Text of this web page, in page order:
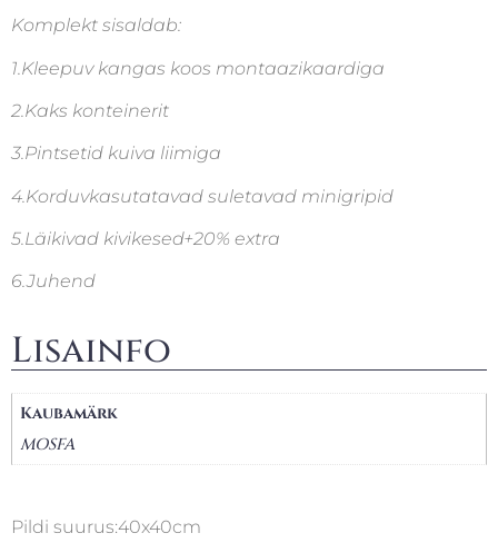
Komplekt sisaldab:
1.Kleepuv kangas koos montaazikaardiga
2.Kaks konteinerit
3.Pintsetid kuiva liimiga
4.Korduvkasutatavad suletavad minigripid
5.Läikivad kivikesed+20% extra
6.Juhend
Lisainfo
Kaubamärk
MOSFA
Pildi suurus:40x40cm